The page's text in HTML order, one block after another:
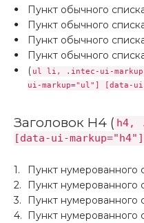
Пункт обычного
Пункт обычного
Пункт обычного
Пункт обычного
( ul li, .intec-ui-
ui-markup="ul"] [data-
Заголовок H4 ( h4,
[data-ui-markup="h4"]
Пункт нумерованного
Пункт нумерованного
Пункт нумерованного
Пункт нумерованного